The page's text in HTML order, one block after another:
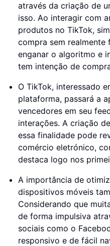
através da criação de
isso. Ao interagir com
produtos no TikTok,
compra sem realmente
enganar o algoritmo e
tem intenção de
O TikTok, interessado
plataforma, passará a
vencedores em seu
interações. A criação
essa finalidade pode
comércio eletrónico,
destaca logo nos
A importância de
dispositivos móveis
Considerando que
de forma impulsiva
sociais como o
responsivo e de fácil